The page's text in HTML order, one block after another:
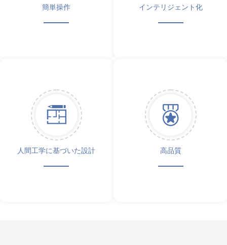
簡単操作 インテリジェント化
人間工学に基づいた設計 高品質